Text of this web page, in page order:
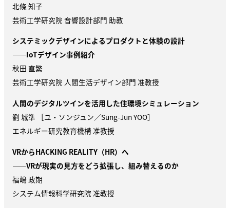
北條 知子
芸術工学研究院 音響設計部門 助教
システミックデザインによるプロダクトと体験の設計
——IoTデザイン事例紹介
秋田 直繁
芸術工学研究院 人間生活デザイン部門 准教授
人間のデジタルツインを活用した住環境シミュレーション
劉 城準 ［ユ・ソンジュン／Sung-Jun YOO］
エネルギー研究教育機構 准教授
VRからHACKING REALITY（HR）へ
——VRが現実の見方をどう拡張し、組み替えるのか
福嶋 政期
システム情報科学研究院 准教授